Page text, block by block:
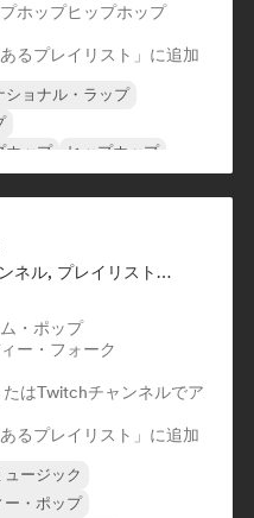
ホップヒップホップ
るプレイリスト」に追加
ショナル・ラップ
ホップ
ヒップホップ
YouTube/Twitchチャンネル, プレイリスト・キュレーター
・ポップ
ー・フォーク
はTwitchチャンネルでア
るプレイリスト」に追加
ージック
ー・ポップ